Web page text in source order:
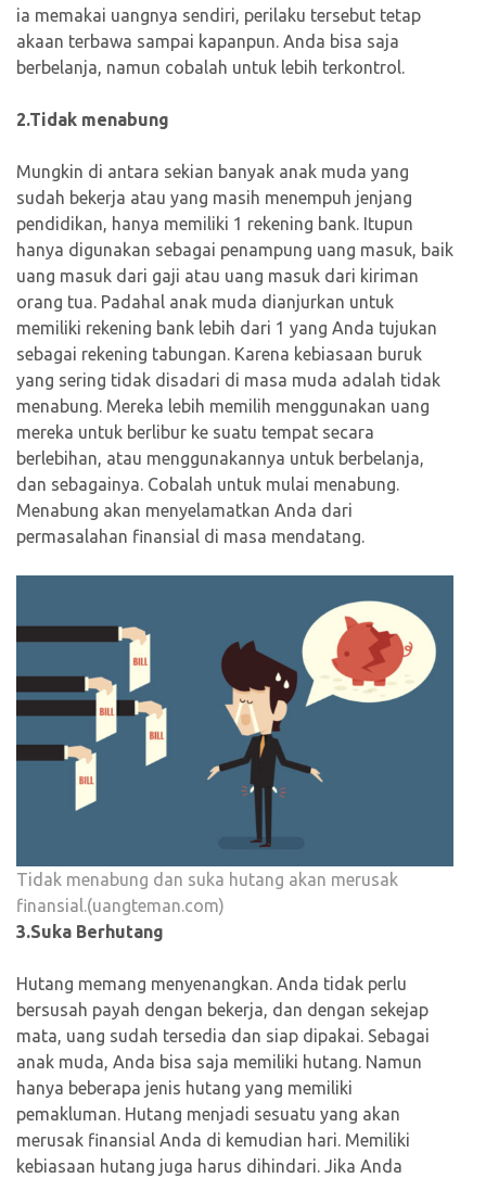
ia memakai uangnya sendiri, perilaku tersebut tetap
akaan terbawa sampai kapanpun. Anda bisa saja
berbelanja, namun cobalah untuk lebih terkontrol.
2.Tidak menabung
Mungkin di antara sekian banyak anak muda yang
sudah bekerja atau yang masih menempuh jenjang
pendidikan, hanya memiliki 1 rekening bank. Itupun
hanya digunakan sebagai penampung uang masuk, baik
uang masuk dari gaji atau uang masuk dari kiriman
orang tua. Padahal anak muda dianjurkan untuk
memiliki rekening bank lebih dari 1 yang Anda tujukan
sebagai rekening tabungan. Karena kebiasaan buruk
yang sering tidak disadari di masa muda adalah tidak
menabung. Mereka lebih memilih menggunakan uang
mereka untuk berlibur ke suatu tempat secara
berlebihan, atau menggunakannya untuk berbelanja,
dan sebagainya. Cobalah untuk mulai menabung.
Menabung akan menyelamatkan Anda dari
permasalahan finansial di masa mendatang.
Tidak menabung dan suka hutang akan merusak
finansial.(uangteman.com)
3.Suka Berhutang
Hutang memang menyenangkan. Anda tidak perlu
bersusah payah dengan bekerja, dan dengan sekejap
mata, uang sudah tersedia dan siap dipakai. Sebagai
anak muda, Anda bisa saja memiliki hutang. Namun
hanya beberapa jenis hutang yang memiliki
pemakluman. Hutang menjadi sesuatu yang akan
merusak finansial Anda di kemudian hari. Memiliki
kebiasaan hutang juga harus dihindari. Jika Anda